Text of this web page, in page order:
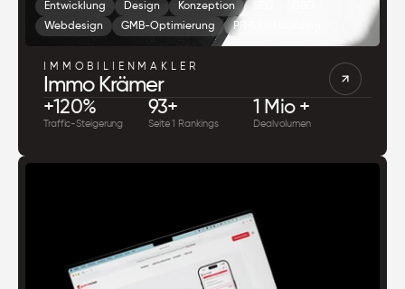
Entwicklung Design Konzeption
Webdesign
GMB-Optimierung PR & Linkbuilding
IMMOBILIENMAKLER
Immo Krämer
+120%
Traffic-Steigerung
93+
Seite 1 Rankings
1 Mio +
Dealvolumen